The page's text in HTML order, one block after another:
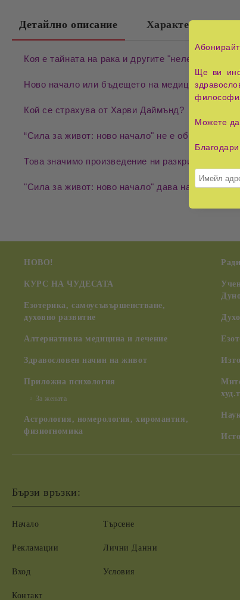
Детайлно описание Характеристики
Коя е тайната на рака и другите "нелечими"
Ново начало или бъдещето на медицината?
Кой се страхува от Харви Даймънд?
“Сила за живот: ново начало" не е обикновена
Това значимо произведение ни разкрива
"Сила за живот: ново начало" дава на отделния
НОВО!
КУРС НА ЧУДЕСАТА
Езотерика, самоусъвършенстване,
духовно развитие
Алтернативна медицина и лечение
Здравословен начин на живот
Приложна психология
За жената
Астрология, номерология, хиромантия,
физиогномика
Бързи връзки:
Начало
Рекламации
Вход
Контакт
Търсене
Лични Данни
Условия
Ще ви
Можете